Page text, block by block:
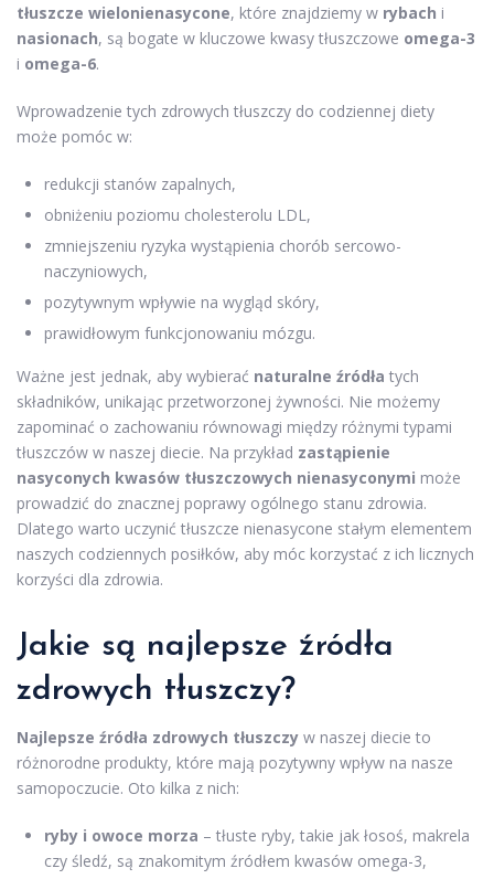
tłuszcze wielonienasycone, które znajdziemy w rybach i
nasionach, są bogate w kluczowe kwasy tłuszczowe omega-3
i omega-6.
Wprowadzenie tych zdrowych tłuszczy do codziennej diety
może pomóc w:
redukcji stanów zapalnych,
obniżeniu poziomu cholesterolu LDL,
zmniejszeniu ryzyka wystąpienia chorób sercowo-
naczyniowych,
pozytywnym wpływie na wygląd skóry,
prawidłowym funkcjonowaniu mózgu.
Ważne jest jednak, aby wybierać naturalne źródła tych
składników, unikając przetworzonej żywności. Nie możemy
zapominać o zachowaniu równowagi między różnymi typami
tłuszczów w naszej diecie. Na przykład zastąpienie
nasyconych kwasów tłuszczowych nienasyconymi może
prowadzić do znacznej poprawy ogólnego stanu zdrowia.
Dlatego warto uczynić tłuszcze nienasycone stałym elementem
naszych codziennych posiłków, aby móc korzystać z ich licznych
korzyści dla zdrowia.
Jakie są najlepsze źródła
zdrowych tłuszczy?
Najlepsze źródła zdrowych tłuszczy w naszej diecie to
różnorodne produkty, które mają pozytywny wpływ na nasze
samopoczucie. Oto kilka z nich:
ryby i owoce morza – tłuste ryby, takie jak łosoś, makrela
czy śledź, są znakomitym źródłem kwasów omega-3,